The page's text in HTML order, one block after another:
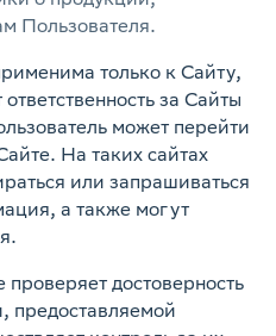
Пользователя.
только к Сайту,
за Сайты
может перейти
На таких сайтах
или запрашиваться
а также могут
достоверность
предоставляемой